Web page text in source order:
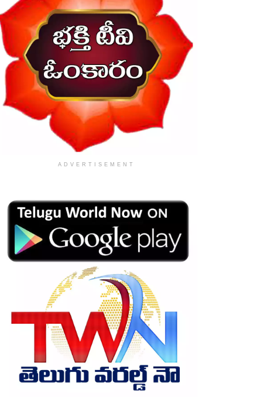
ADVERTISEMENT